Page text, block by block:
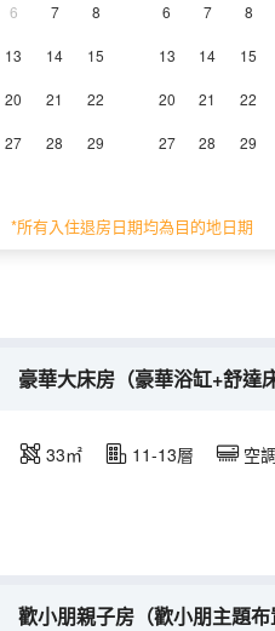
6 7 8
13 14 15
20 21 22
27 28 29
6 7 8
13 14 15
20 21 22
27 28 29
*所有入住退房日期均為目的地日期
歡友套房-配親子沙發床（智
46㎡ 7層 空調
豪華大床房（豪華浴缸+舒達
33㎡ 11-13層 空調
歡小朋親子房（歡小朋主題布